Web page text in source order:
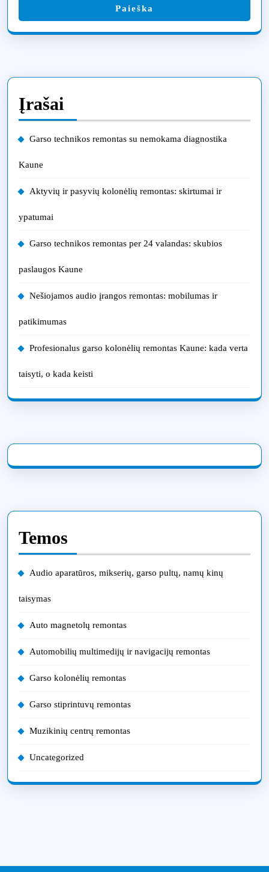
Paieška
Įrašai
Garso technikos remontas su nemokama diagnostika
Kaune
Aktyvių ir pasyvių kolonėlių remontas: skirtumai ir
ypatumai
Garso technikos remontas per 24 valandas: skubios
paslaugos Kaune
Nešiojamos audio įrangos remontas: mobilumas ir
patikimumas
Profesionalus garso kolonėlių remontas Kaune: kada verta
taisyti, o kada keisti
Temos
Audio aparatūros, mikserių, garso pultų, namų kinų
taisymas
Auto magnetolų remontas
Automobilių multimedijų ir navigacijų remontas
Garso kolonėlių remontas
Garso stiprintuvų remontas
Muzikinių centrų remontas
Uncategorized